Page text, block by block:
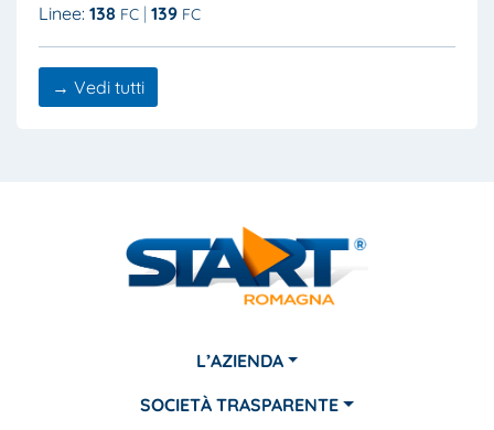
Linee: 138 FC 139 FC
→ Vedi tutti
L’AZIENDA
SOCIETÀ TRASPARENTE